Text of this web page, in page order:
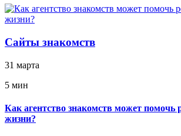
Сайты знакомств
31 марта
5 мин
Как агентство знакомств может помочь
жизни?